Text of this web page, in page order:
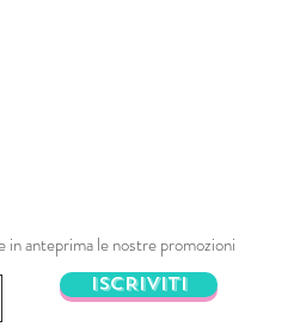
anteprima le nostre promozioni
ISCRIVITI